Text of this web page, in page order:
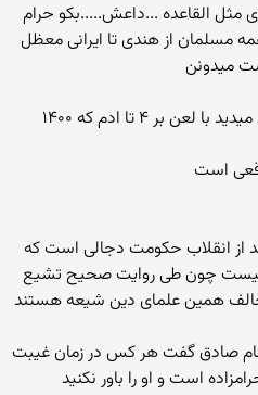
مثل القاعده ...داعش.....بکو حرام
از هندی تا ایرانی معظل
میدونن
واقعا چه جوری شما این رو ارتباط میدید با لعن بر ۴ تا ادم که ۱۴۰۰
است
از انقلاب حکومت دجالی است که
چون طی روایت صحیح تشیع
مخالف همین علمای دین شیعه هستند
صادق گفت هر کس در زمان غیبت
است و او را باور نکنید